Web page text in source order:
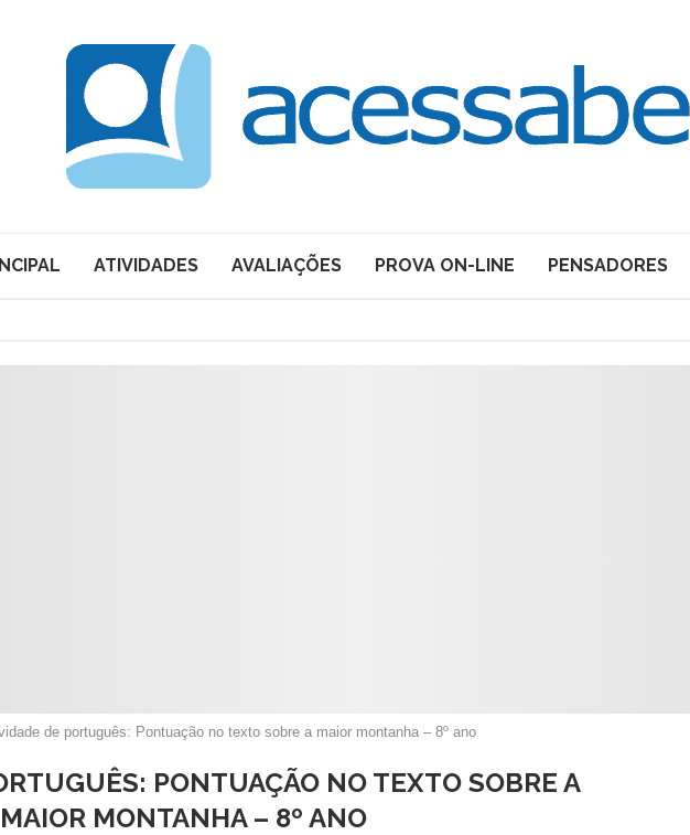
ATIVIDADES AVALIAÇÕES PROVA ON-LINE PENSADORES
de português: Pontuação no texto sobre a maior montanha – 8º ano
PONTUAÇÃO NO TEXTO SOBRE A
MAIOR MONTANHA – 8º ANO